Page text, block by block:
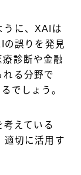
うに、XAIは
の誤りを発見
診断や金融
れる分野で
でしょう。
えている
適切に活用す